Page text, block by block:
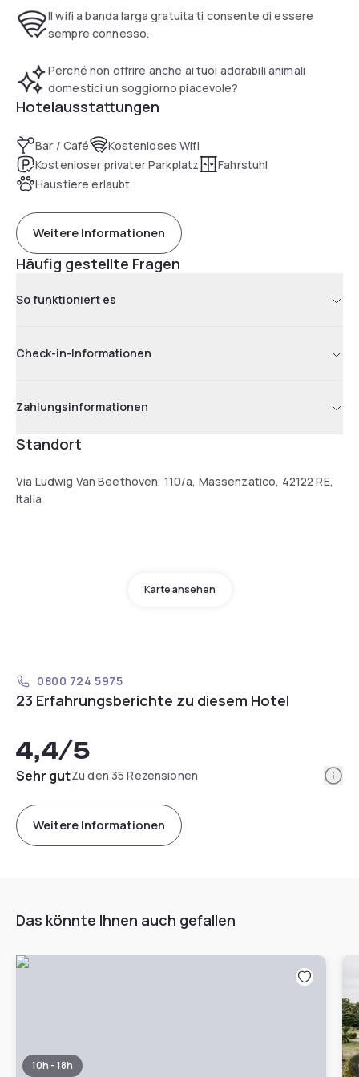
Il wifi a banda larga gratuita ti consente di essere
sempre connesso.
Perché non offrire anche ai tuoi adorabili animali
domestici un soggiorno piacevole?
Hotelausstattungen
Bar / Café
Kostenloses Wifi
Kostenloser privater Parkplatz
Fahrstuhl
Haustiere erlaubt
Weitere Informationen
Häufig gestellte Fragen
So funktioniert es
Check-in-Informationen
Zahlungsinformationen
Standort
Via Ludwig Van Beethoven, 110/a, Massenzatico, 42122 RE,
Italia
Karte ansehen
0800 724 5975
23 Erfahrungsberichte zu diesem Hotel
4,4/5
Sehr gutZu den 35 Rezensionen
Weitere Informationen
Das könnte Ihnen auch gefallen
10h - 18h